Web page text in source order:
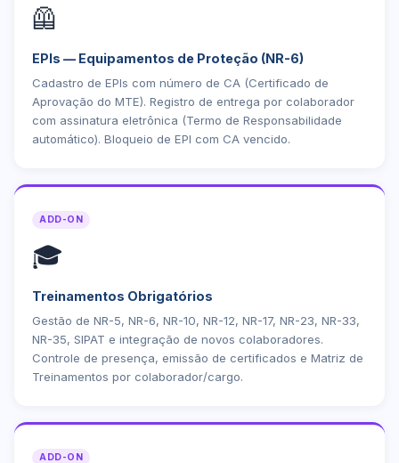
🦺
EPIs — Equipamentos de Proteção (NR-6)
Cadastro de EPIs com número de CA (Certificado de
Aprovação do MTE). Registro de entrega por colaborador
com assinatura eletrônica (Termo de Responsabilidade
automático). Bloqueio de EPI com CA vencido.
ADD-ON
🎓
Treinamentos Obrigatórios
Gestão de NR-5, NR-6, NR-10, NR-12, NR-17, NR-23, NR-33,
NR-35, SIPAT e integração de novos colaboradores.
Controle de presença, emissão de certificados e Matriz de
Treinamentos por colaborador/cargo.
ADD-ON